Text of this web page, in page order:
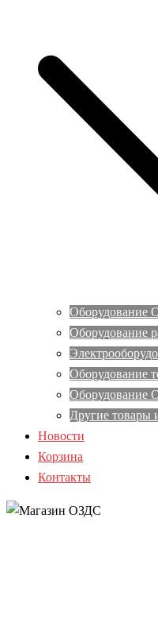
Оборудование
Оборудование
Оборудование
Оборудование
Другие товары
Новости
Корзина
Контакты